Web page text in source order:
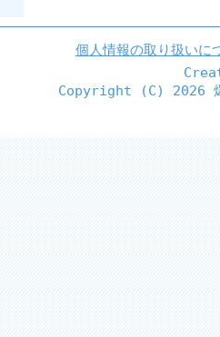
個人情報の取り扱いに
Copyright (C) 2026